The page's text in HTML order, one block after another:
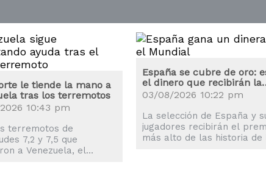
le tiende la mano a
tras los terremotos
10:43 pm
terremotos de
7,2 y 7,5 que
a Venezuela, el
España se cubre de oro:
el dinero que recibirán la
selección y los jugadores
03/08/2026 10:22 pm
La selección de España y
jugadores recibirán el
más alto de las historia de